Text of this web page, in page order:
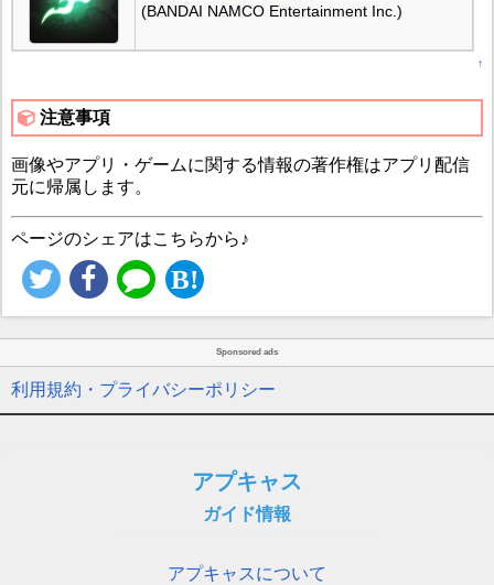
(BANDAI NAMCO Entertainment Inc.)
↑
注意事項
画像やアプリ・ゲームに関する情報の著作権はアプリ配信
元に帰属します。
ページのシェアはこちらから♪
Sponsored ads
利用規約・プライバシーポリシー
アプキャス
ガイド情報
アプキャスについて